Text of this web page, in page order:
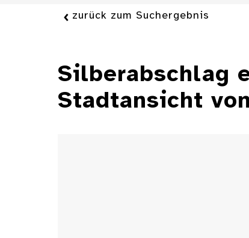
zurück zum Suchergebnis
Silberabschlag
Stadtansicht